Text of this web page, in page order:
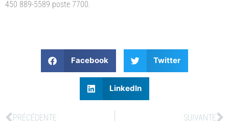
450 889-5589 poste 7700.
Facebook Twitter
LinkedIn
PRÉCÉDENTE SUIVANTE